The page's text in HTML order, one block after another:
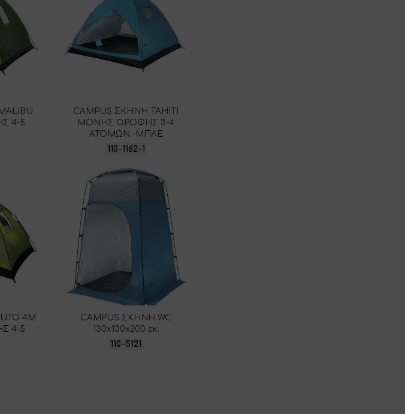
4-5
CAMPUS ΣΚΗΝΗ ΤΑΗΙΤΙ
ΜΟΝΗΣ ΟΡΟΦΗΣ 3-4
ΑΤΟΜΩΝ -ΜΠΛΕ
110-1162-1
4M
4-5
CAMPUS ΣΚΗΝΗ WC
130x130x200 εκ.
110-5121